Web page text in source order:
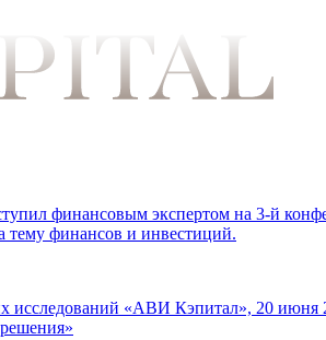
финансовым экспертом на 3-й
тему финансов и инвестиций.
исследований «АВИ Кэпитал», 20